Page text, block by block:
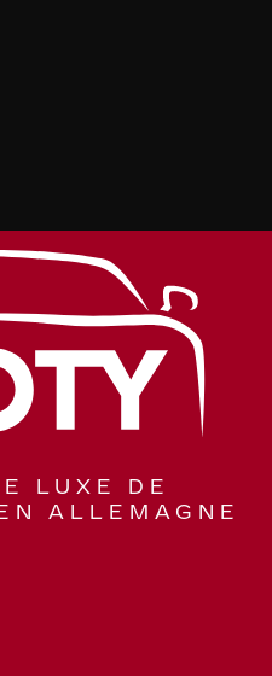
LUXE DE
ALLEMAGNE